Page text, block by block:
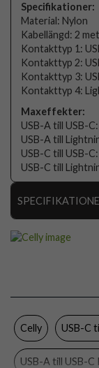
Specifikationer:
Material: Nylon
Kabellängd: 2
Kontakttyp 1:
Kontakttyp 2:
Kontakttyp 3:
Kontakttyp 4:
Maxeffekter:
USB-A till USB-
USB-A till
USB-C till USB-
USB-C till
Varumärke
Celly USB-C
USB-A till USB-C